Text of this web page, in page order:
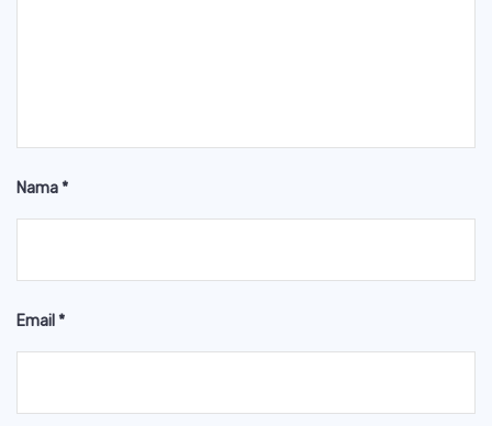
Nama*
Email *